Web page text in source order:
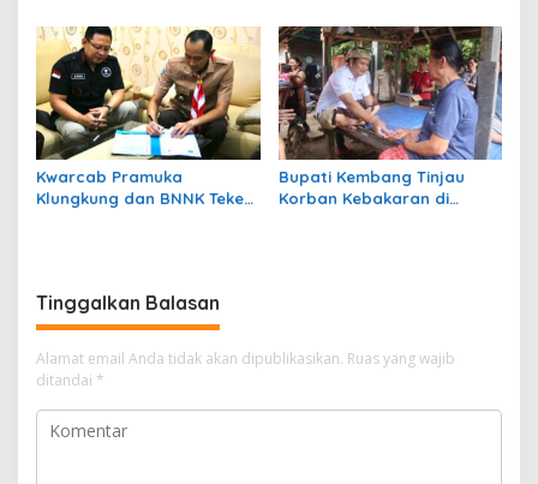
Tambah!
Omzet Ratusan Juta
Kwarcab Pramuka
Klungkung dan BNNK Teken
Bupati Kembang Tinjau
Korban Kebakaran di
Tinggalkan Balasan
Alamat email Anda tidak akan dipublikasikan. Ruas yang wajib
ditandai *